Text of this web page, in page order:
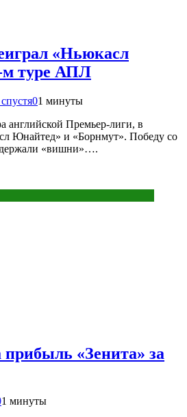
«Ньюкасл
м туре АПЛ
01 минуты
английской Премьер-лиги, в
Юнайтед» и «Борнмут». Победу со
«вишни»….
прибыль «Зенита» за
1 минуты